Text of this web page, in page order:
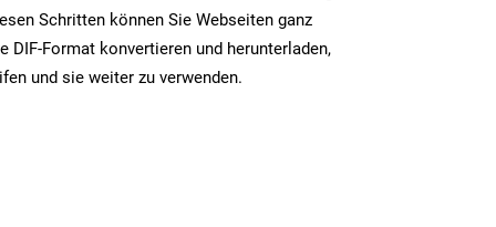
Schritten können Sie Webseiten ganz
DIF-Format konvertieren und herunterladen,
und sie weiter zu verwenden.